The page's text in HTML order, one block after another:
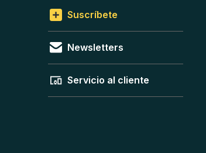
Suscríbete
Newsletters
Servicio al cliente